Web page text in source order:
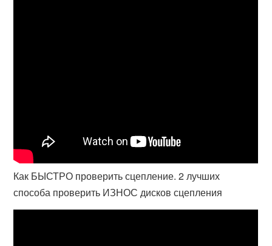
Как БЫСТРО проверить сцепление. 2 лучших
способа проверить ИЗНОС дисков сцепления